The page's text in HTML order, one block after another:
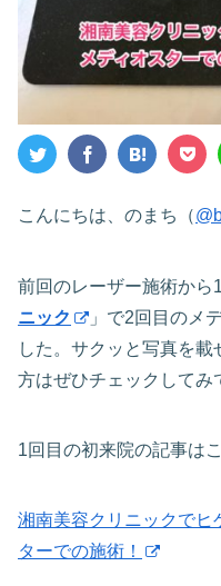
こんにちは、のまち（
前回のレーザー施術から
ニック
」で2回目のメ
した。サクッと写真を
方はぜひチェックしてみ
1回目の初来院の記事は
湘南美容クリニックでヒ
ターでの施術！